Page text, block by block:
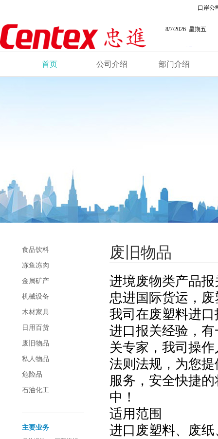
口岸公
8/7/2026 星期五
首页 公司介绍 部门介绍
食品饮料
冻鱼冻肉
金属矿产
机械设备
木材家具
日用百货
废旧物品
私人物品
危险品
石油化工
主要业务
废旧物品
进境废物类产品
忠进国际货运，
我司在废塑料进
进口报关经验，
关专家，我司操
法则法规，为您
服务，安全快捷
中！
适用范围
进口废塑料、废